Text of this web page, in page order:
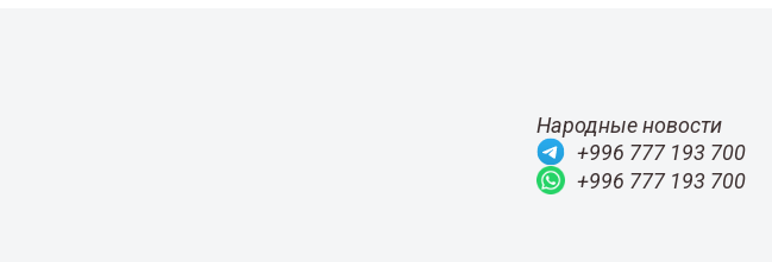
Народные новости
+996 777 193 700
+996 777 193 700